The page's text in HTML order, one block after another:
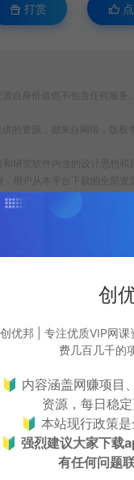
打赏
身价值也不包含任何服务
资源，都来自网络，版权
究软件内含的设计思想和
用户从本平台下载的全部
所属公司及其雇员不承担任
E-mail：
发全自动匹配【源码+视频教
下一篇：
网站侧边添
创
创优邦 | 专注优质VIP网
费几百几千的
🔰 内容涵盖网赚项目
资源，每日稳
🔰 本站现行政策
🔰 强烈建议大家下载
有任何问题